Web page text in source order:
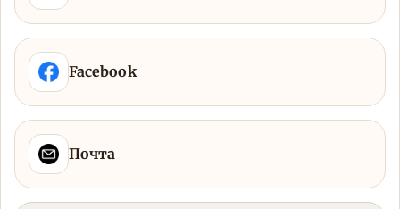
Facebook
Почта